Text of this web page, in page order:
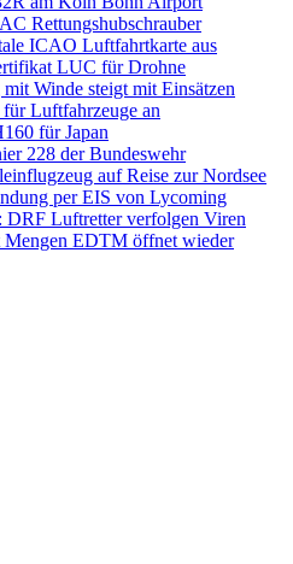
Rettungshubschrauber
ICAO Luftfahrtkarte aus
LUC für Drohne
Winde steigt mit Einsätzen
Luftfahrzeuge an
für Japan
228 der Bundeswehr
auf Reise zur Nordsee
per EIS von Lycoming
DRF Luftretter verfolgen Viren
EDTM öffnet wieder